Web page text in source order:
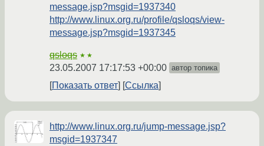
message.jsp?msgid=1937340
http://www.linux.org.ru/profile/qsloqs/view-
message.jsp?msgid=1937345
qsloqs ★★
23.05.2007 17:17:53 +00:00 автор топика
Показать ответ Ссылка
http://www.linux.org.ru/jump-message.jsp?
msgid=1937347